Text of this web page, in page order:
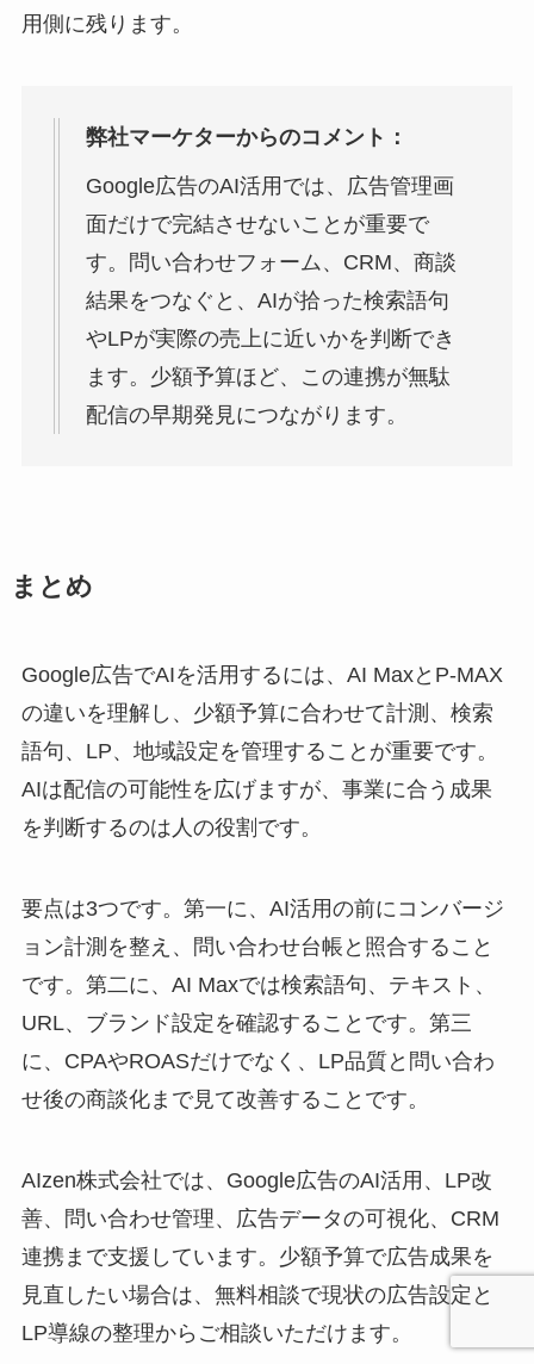
用側に残ります。
弊社マーケターからのコメント：
Google広告のAI活用では、広告管理画
面だけで完結させないことが重要で
す。問い合わせフォーム、CRM、商談
結果をつなぐと、AIが拾った検索語句
やLPが実際の売上に近いかを判断でき
ます。少額予算ほど、この連携が無駄
配信の早期発見につながります。
まとめ
Google広告でAIを活用するには、AI MaxとP-MAX
の違いを理解し、少額予算に合わせて計測、検索
語句、LP、地域設定を管理することが重要です。
AIは配信の可能性を広げますが、事業に合う成果
を判断するのは人の役割です。
要点は3つです。第一に、AI活用の前にコンバージ
ョン計測を整え、問い合わせ台帳と照合すること
です。第二に、AI Maxでは検索語句、テキスト、
URL、ブランド設定を確認することです。第三
に、CPAやROASだけでなく、LP品質と問い合わ
せ後の商談化まで見て改善することです。
AIzen株式会社では、Google広告のAI活用、LP改
善、問い合わせ管理、広告データの可視化、CRM
連携まで支援しています。少額予算で広告成果を
見直したい場合は、無料相談で現状の広告設定と
LP導線の整理からご相談いただけます。